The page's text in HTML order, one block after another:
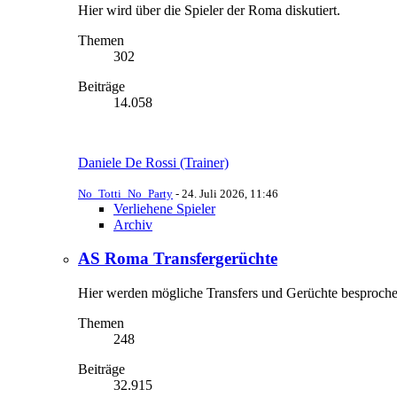
Hier wird über die Spieler der Roma diskutiert.
Themen
302
Beiträge
14.058
Daniele De Rossi (Trainer)
No_Totti_No_Party - 24. Juli 2026, 11:46
Verliehene Spieler
Archiv
AS Roma Transfergerüchte
Hier werden mögliche Transfers und Gerüchte
Themen
248
Beiträge
32.915